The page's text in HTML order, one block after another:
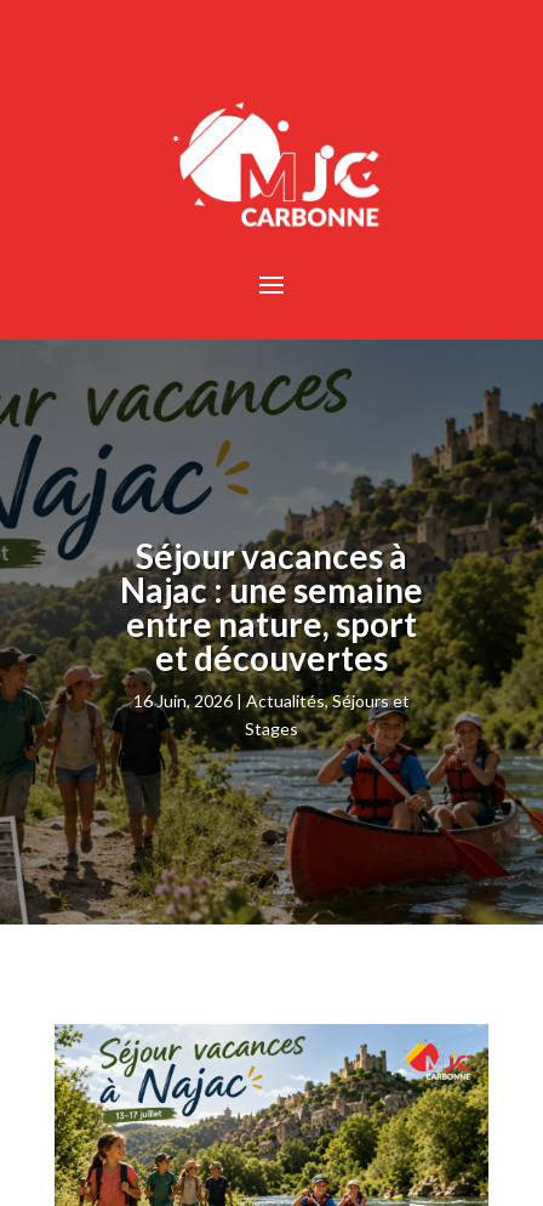
Séjour vacances à
Najac : une semaine
entre nature, sport
et découvertes
16 Juin, 2026 Actualités,Séjours et
Stages